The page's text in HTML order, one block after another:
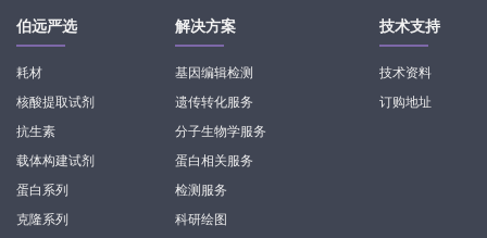
伯远严选
耗材
核酸提取试剂
抗生素
载体构建试剂
蛋白系列
克隆系列
解决方案
基因编辑检测
遗传转化服务
分子生物学服务
蛋白相关服务
检测服务
科研绘图
技术支持
技术资料
订购地址